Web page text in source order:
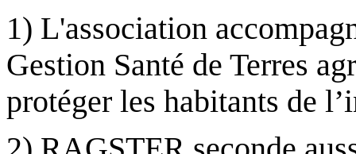
1) L'association
Gestion Santé de Terres
protéger les habitants de